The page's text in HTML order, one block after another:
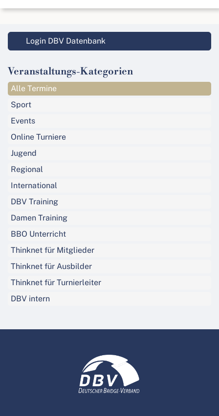
Login DBV Datenbank
Veranstaltungs-Kategorien
Alle Termine
Sport
Events
Online Turniere
Jugend
Regional
International
DBV Training
Damen Training
BBO Unterricht
Thinknet für Mitglieder
Thinknet für Ausbilder
Thinknet für Turnierleiter
DBV intern